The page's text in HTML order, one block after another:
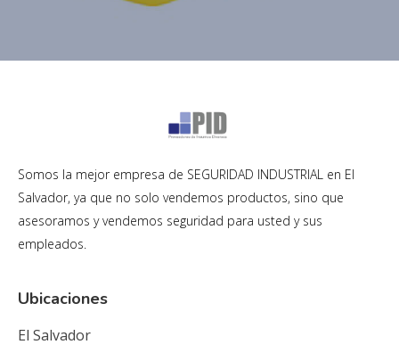
Somos la mejor empresa de SEGURIDAD INDUSTRIAL en El
Salvador, ya que no solo vendemos productos, sino que
asesoramos y vendemos seguridad para usted y sus
empleados.
Ubicaciones
El Salvador